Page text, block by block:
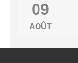
09
AOÛT